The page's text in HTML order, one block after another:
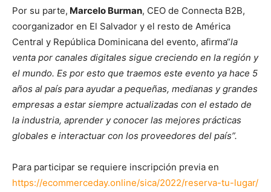
Por su parte, Marcelo Burman, CEO de Connecta B2B,
coorganizador en El Salvador y el resto de América
Central y República Dominicana del evento, afirma“la
venta por canales digitales sigue creciendo en la región y
el mundo. Es por esto que traemos este evento ya hace 5
años al país para ayudar a pequeñas, medianas y grandes
empresas a estar siempre actualizadas con el estado de
la industria, aprender y conocer las mejores prácticas
globales e interactuar con los proveedores del país”.
Para participar se requiere inscripción previa en
https://ecommerceday.online/sica/2022/reserva-tu-lugar/